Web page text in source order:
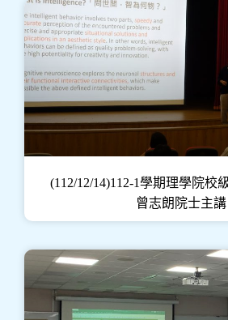
(112/12/14)112-1學期理學院校
曾志朗院士主講